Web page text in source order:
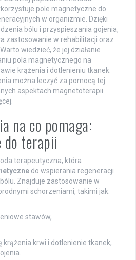
pole magnetyczne do
w organizmie. Dzięki
bólu i przyspieszania gojenia,
zastosowanie w rehabilitacji oraz
wiedzieć, że jej działanie
pola magnetycznego na
krążenia i dotlenieniu tkanek.
można leczyć za pomocą tej
aspektach magnetoterapii
na co pomaga:
do terapii
terapeutyczna, która
do wspierania regeneracji
Znajduje zastosowanie w
schorzeniami, takimi jak:
stawów,
krążenia krwi i dotlenienie tkanek,